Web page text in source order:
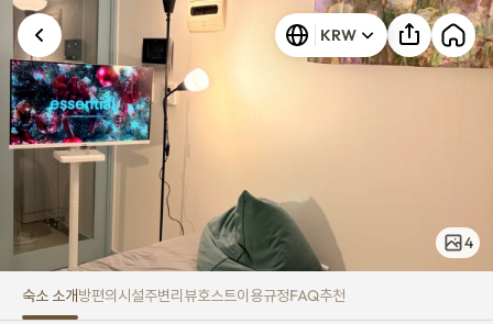
[ Line No.2 Shinrim ] 25mins to
KRW
4
숙소 소개방편의시설주변리뷰호스트이용규정FAQ추천